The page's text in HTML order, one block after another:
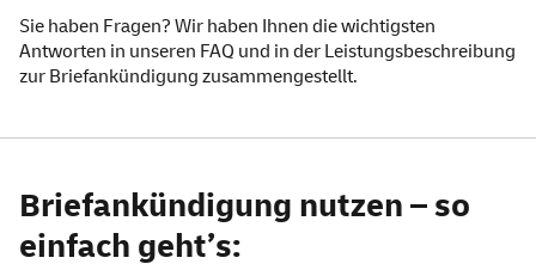
Sie haben Fragen? Wir haben Ihnen die wichtigsten
Antworten in unseren FAQ und in der Leistungsbeschreibung
zur Briefankündigung zusammengestellt.
Briefankündigung nutzen – so
einfach geht’s: